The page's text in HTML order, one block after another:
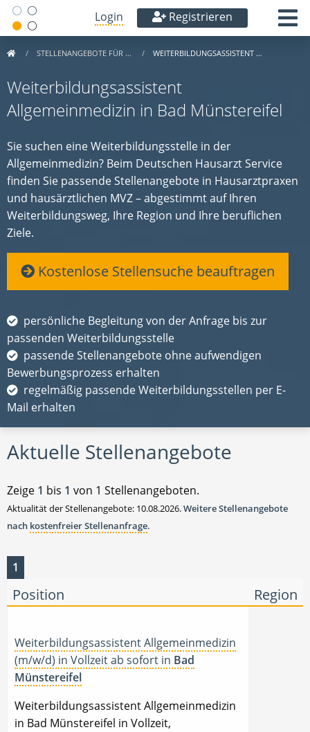
Login Registrieren
STELLENANGEBOTE FÜR … WEITERBILDUNGSASSISTENT …
Weiterbildungsassistent
Allgemeinmedizin in Bad Münstereifel
Sie suchen eine Weiterbildungsstelle in der
Allgemeinmedizin? Beim Deutschen Hausarzt Service
finden Sie passende Stellenangebote in Hausarztpraxen
und hausärztlichen MVZ – abgestimmt auf Ihren
Weiterbildungsweg, Ihre Region und Ihre beruflichen
Ziele.
Kostenlose Stellensuche beauftragen
persönliche Begleitung von der Anfrage bis zur
passenden Weiterbildungsstelle
passende Stellenangebote ohne aufwendigen
Bewerbungsprozess erhalten
regelmäßig passende Weiterbildungsstellen per E-
Mail erhalten
Aktuelle Stellenangebote
Zeige 1 bis 1 von 1 Stellenangeboten.
Aktualität der Stellenangebote: 10.08.2026.Weitere Stellenangebote
nach kostenfreier Stellenanfrage.
1
Position Region
Weiterbildungsassistent Allgemeinmedizin
(m/w/d) in Vollzeit ab sofort in Bad
Münstereifel
Weiterbildungsassistent Allgemeinmedizin
in Bad Münstereifel in Vollzeit,